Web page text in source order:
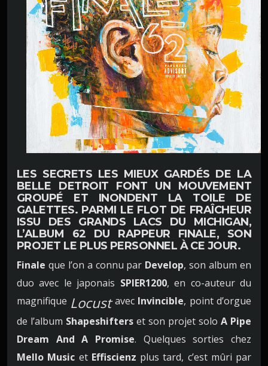
LES SECRETS LES MIEUX GARDÉS DE LA
BELLE DETROIT FONT UN MOUVEMENT
GROUPÉ ET INONDENT LA TOILE DE
GALETTES. PARMI LE FLOT DE FRAÎCHEUR
ISSU DES GRANDS LACS DU MICHIGAN,
L’ALBUM 62 DU RAPPEUR FINALE, SON
PROJET LE PLUS PERSONNEL À CE JOUR.
Finale que l’on a connu par Develop, son album en
duo avec le japonais SPIER1200, en co-auteur du
magnifique Locustavec Invincible, point d’orgue
de l’album Shapeshifters et son projet solo A Pipe
Dream And A Promise. Quelques sorties chez
Mello Music et Effiscienz plus tard, c’est mûri par